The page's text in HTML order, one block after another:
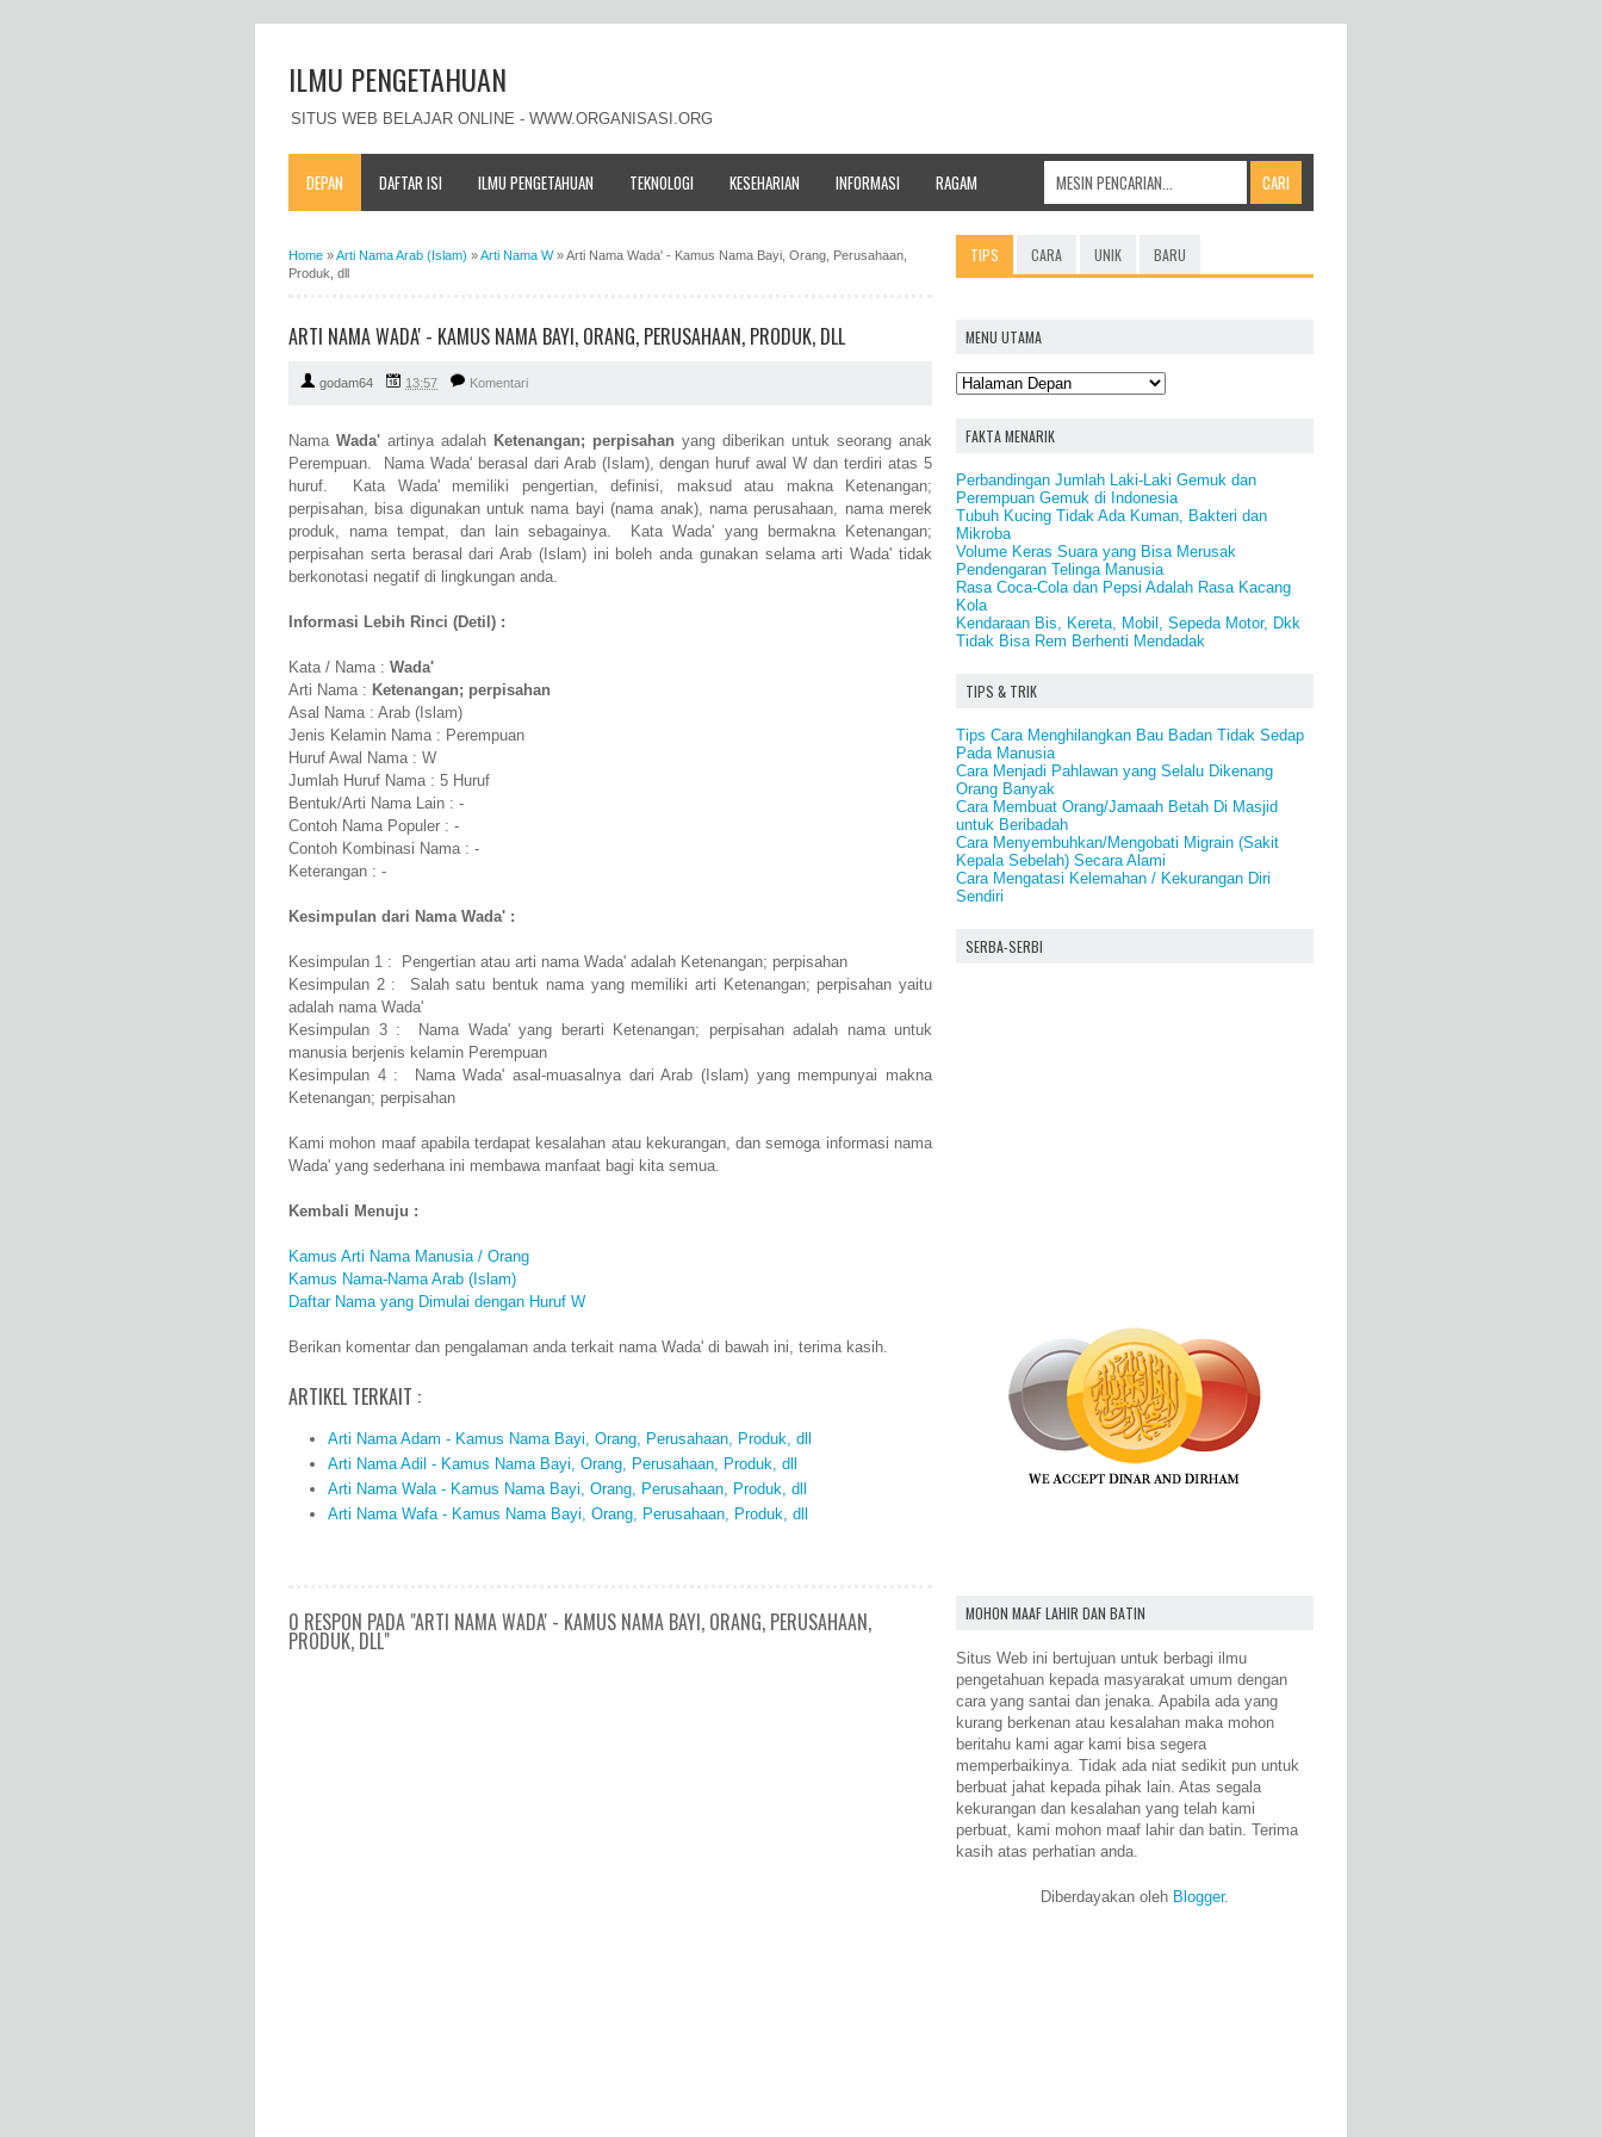
ILMU PENGETAHUAN
SITUS WEB BELAJAR ONLINE - WWW.ORGANISASI.ORG
DEPAN DAFTAR ISI ILMU PENGETAHUAN TEKNOLOGI KESEHARIAN INFORMASI RAGAM
Home »Arti Nama Arab (Islam) »Arti Nama W»Arti Nama Wada' - Kamus Nama Bayi, Orang, Perusahaan,
Produk, dll
ARTI NAMA WADA' - KAMUS NAMA BAYI, ORANG, PERUSAHAAN, PRODUK, DLL
godam64 13:57 Komentari
Nama Wada' artinya adalah Ketenangan; perpisahan yang diberikan untuk seorang anak
Perempuan. Nama Wada' berasal dari Arab (Islam), dengan huruf awal W dan terdiri atas 5
huruf. Kata Wada' memiliki pengertian, definisi, maksud atau makna Ketenangan;
perpisahan, bisa digunakan untuk nama bayi (nama anak), nama perusahaan, nama merek
produk, nama tempat, dan lain sebagainya. Kata Wada' yang bermakna Ketenangan;
perpisahan serta berasal dari Arab (Islam) ini boleh anda gunakan selama arti Wada' tidak
berkonotasi negatif di lingkungan anda.
Informasi Lebih Rinci (Detil) :
Kata / Nama : Wada'
Arti Nama : Ketenangan; perpisahan
Asal Nama : Arab (Islam)
Jenis Kelamin Nama : Perempuan
Huruf Awal Nama : W
Jumlah Huruf Nama : 5 Huruf
Bentuk/Arti Nama Lain : -
Contoh Nama Populer : -
Contoh Kombinasi Nama : -
Keterangan : -
Kesimpulan dari Nama Wada' :
Kesimpulan 1 : Pengertian atau arti nama Wada' adalah Ketenangan; perpisahan
Kesimpulan 2 : Salah satu bentuk nama yang memiliki arti Ketenangan; perpisahan yaitu
adalah nama Wada'
Kesimpulan 3 : Nama Wada' yang berarti Ketenangan; perpisahan adalah nama untuk
manusia berjenis kelamin Perempuan
Kesimpulan 4 : Nama Wada' asal-muasalnya dari Arab (Islam) yang mempunyai makna
Ketenangan; perpisahan
Kami mohon maaf apabila terdapat kesalahan atau kekurangan, dan semoga informasi nama
Wada' yang sederhana ini membawa manfaat bagi kita semua.
Kembali Menuju :
Kamus Arti Nama Manusia / Orang
Kamus Nama-Nama Arab (Islam)
Daftar Nama yang Dimulai dengan Huruf W
Berikan komentar dan pengalaman anda terkait nama Wada' di bawah ini, terima kasih.
ARTIKEL TERKAIT :
Arti Nama Adam - Kamus Nama Bayi, Orang, Perusahaan, Produk, dll
Arti Nama Adil - Kamus Nama Bayi, Orang, Perusahaan, Produk, dll
Arti Nama Wala - Kamus Nama Bayi, Orang, Perusahaan, Produk, dll
Arti Nama Wafa - Kamus Nama Bayi, Orang, Perusahaan, Produk, dll
0 RESPON PADA "ARTI NAMA WADA' - KAMUS NAMA BAYI, ORANG, PERUSAHAAN,
PRODUK, DLL"
TIPS CARA UNIK BARU
MENU UTAMA
FAKTA MENARIK
Perbandingan Jumlah Laki-Laki Gemuk dan
Perempuan Gemuk di Indonesia
Tubuh Kucing Tidak Ada Kuman, Bakteri dan
Mikroba
Volume Keras Suara yang Bisa Merusak
Pendengaran Telinga Manusia
Rasa Coca-Cola dan Pepsi Adalah Rasa Kacang
Kola
Kendaraan Bis, Kereta, Mobil, Sepeda Motor, Dkk
Tidak Bisa Rem Berhenti Mendadak
TIPS & TRIK
Tips Cara Menghilangkan Bau Badan Tidak Sedap
Pada Manusia
Cara Menjadi Pahlawan yang Selalu Dikenang
Orang Banyak
Cara Membuat Orang/Jamaah Betah Di Masjid
untuk Beribadah
Cara Menyembuhkan/Mengobati Migrain (Sakit
Kepala Sebelah) Secara Alami
Cara Mengatasi Kelemahan / Kekurangan Diri
Sendiri
SERBA-SERBI
MOHON MAAF LAHIR DAN BATIN
Situs Web ini bertujuan untuk berbagi ilmu
pengetahuan kepada masyarakat umum dengan
cara yang santai dan jenaka. Apabila ada yang
kurang berkenan atau kesalahan maka mohon
beritahu kami agar kami bisa segera
memperbaikinya. Tidak ada niat sedikit pun untuk
berbuat jahat kepada pihak lain. Atas segala
kekurangan dan kesalahan yang telah kami
perbuat, kami mohon maaf lahir dan batin. Terima
kasih atas perhatian anda.
Diberdayakan oleh Blogger.